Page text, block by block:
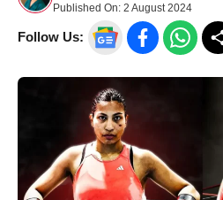
Published On: 2 August 2024
Follow Us: